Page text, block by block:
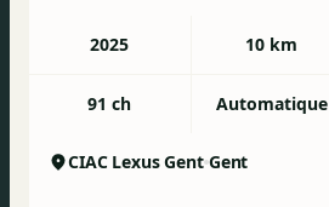
2025 10 km
91 ch Automatique
CIAC Lexus Gent Gent